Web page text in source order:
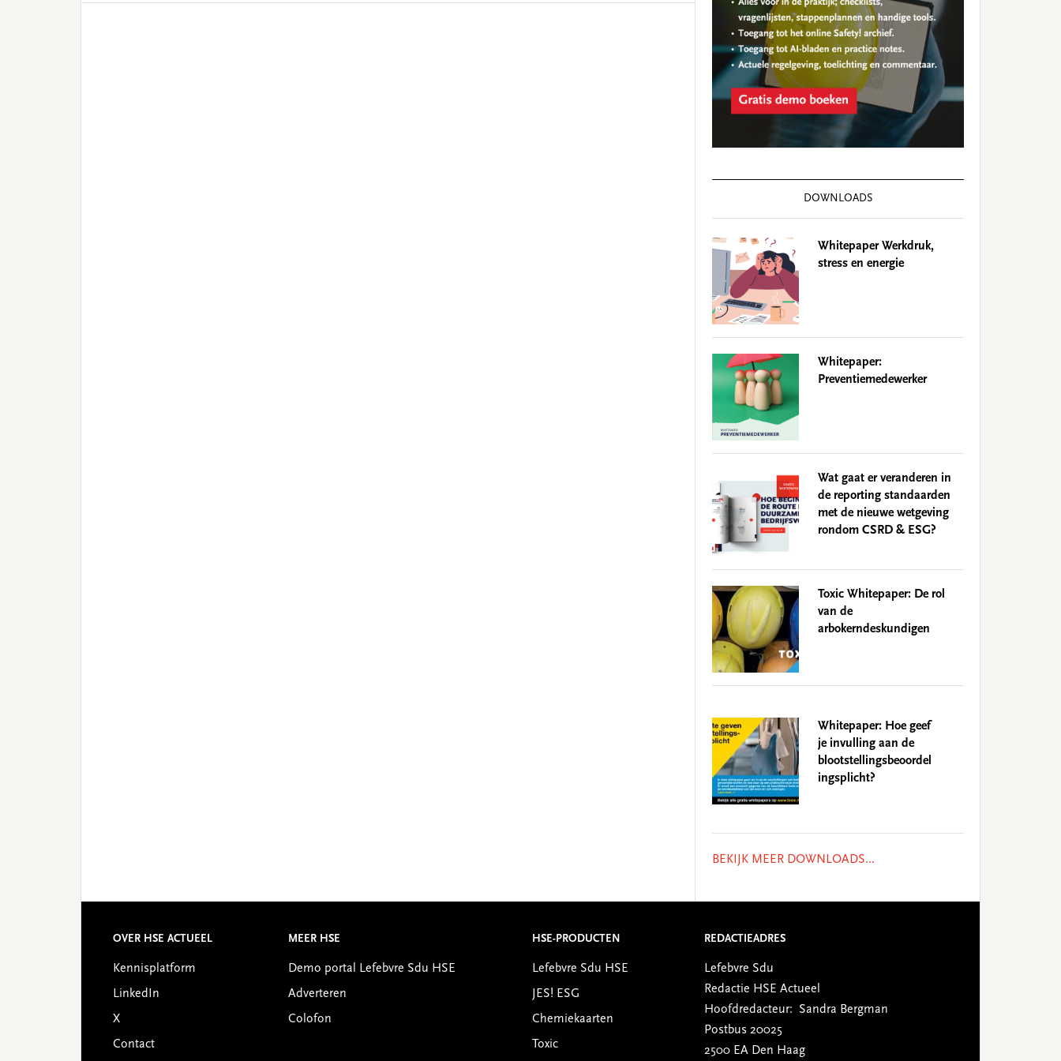
DOWNLOADS
Whitepaper Werkdruk,
stress en energie
Whitepaper:
Preventiemedewerker
Wat gaat er veranderen in
de reporting standaarden
met de nieuwe wetgeving
rondom CSRD & ESG?
Toxic Whitepaper: De rol
van de
arbokerndeskundigen
Whitepaper: Hoe geef
je invulling aan de
blootstellingsbeoordel
ingsplicht?
BEKIJK MEER DOWNLOADS...
Footer
OVER HSE ACTUEEL
Kennisplatform
LinkedIn
X
Contact
MEER HSE
Demo portal Lefebvre Sdu HSE
Adverteren
Colofon
HSE-PRODUCTEN
Lefebvre Sdu HSE
JES! ESG
Chemiekaarten
Toxic
REDACTIEADRES
Lefebvre Sdu
Redactie HSE Actueel
Hoofdredacteur: Sandra Bergman
Postbus 20025
2500 EA Den Haag